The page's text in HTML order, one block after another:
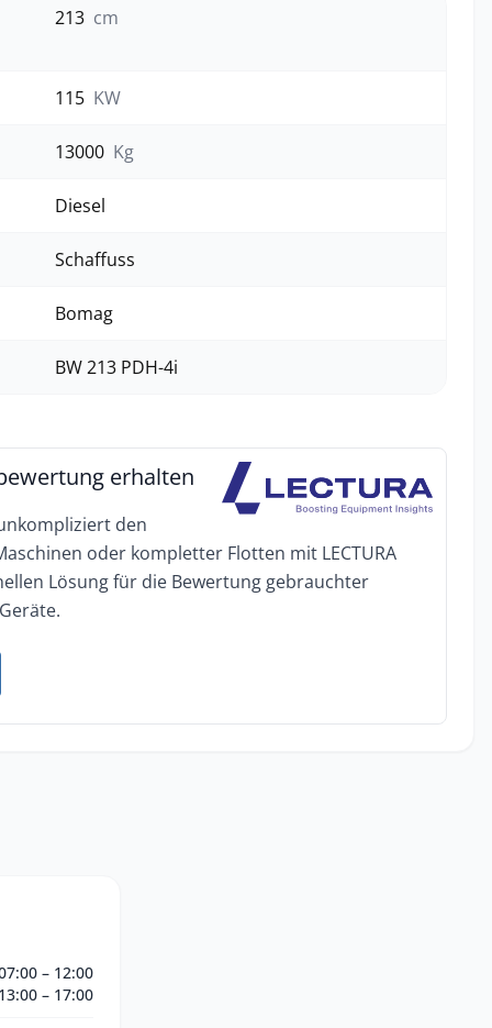
213 cm
115 KW
13000 Kg
Diesel
Schaffuss
Bomag
BW 213 PDH-4i
erhalten
den
oder kompletter Flotten mit LECTURA
Lösung für die Bewertung gebrauchter
– 12:00
13:00 – 17:00